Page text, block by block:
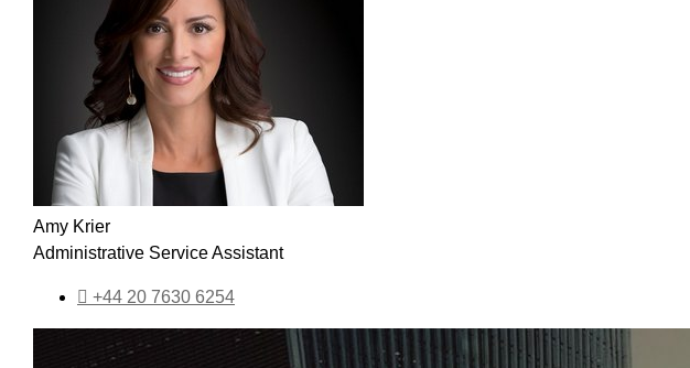
Amy Krier
Administrative Service Assistant
+44 20 7630 6254